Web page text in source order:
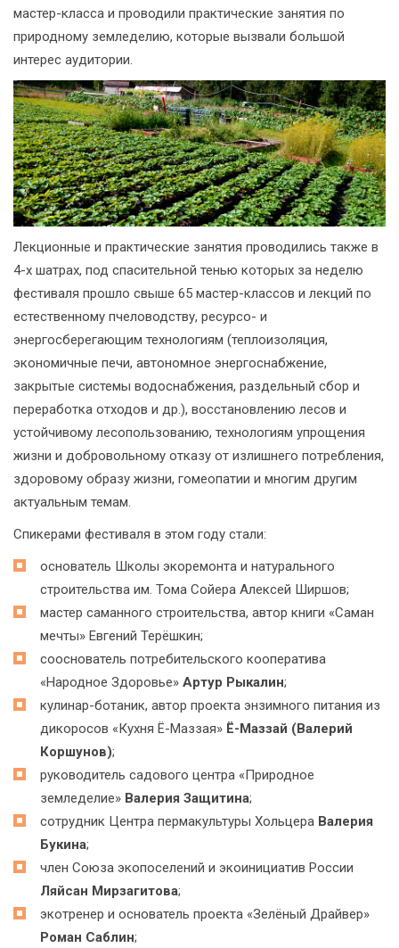
мастер-класса и проводили практические занятия по
природному земледелию, которые вызвали большой
интерес аудитории.
Лекционные и практические занятия проводились также в
4-х шатрах, под спасительной тенью которых за неделю
фестиваля прошло свыше 65 мастер-классов и лекций по
естественному пчеловодству, ресурсо- и
энергосберегающим технологиям (теплоизоляция,
экономичные печи, автономное энергоснабжение,
закрытые системы водоснабжения, раздельный сбор и
переработка отходов и др.), восстановлению лесов и
устойчивому лесопользованию, технологиям упрощения
жизни и добровольному отказу от излишнего потребления,
здоровому образу жизни, гомеопатии и многим другим
актуальным темам.
Спикерами фестиваля в этом году стали:
основатель Школы экоремонта и натурального
строительства им. Тома Сойера Алексей Ширшов;
мастер саманного строительства, автор книги «Саман
мечты» Евгений Терёшкин;
сооснователь потребительского кооператива
«Народное Здоровье» Артур Рыкалин;
кулинар-ботаник, автор проекта энзимного питания из
дикоросов «Кухня Ё-Маззая» Ё-Маззай (Валерий
Коршунов);
руководитель садового центра «Природное
земледелие» Валерия Защитина;
сотрудник Центра пермакультуры Хольцера Валерия
Букина;
член Союза экопоселений и экоинициатив России
Ляйсан Мирзагитова;
экотренер и основатель проекта «Зелёный Драйвер»
Роман Саблин;